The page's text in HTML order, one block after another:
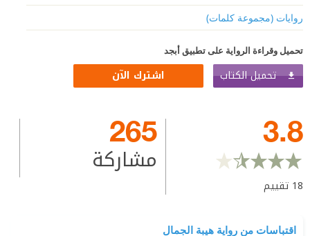
روايات (مجموعة كلمات)
تحميل وقراءة الرواية على تطبيق أبجد
تحميل الكتاب اشترك الآن
3.8
18 تقييم
265
مشاركة
اقتباسات من رواية هيبة الجمال